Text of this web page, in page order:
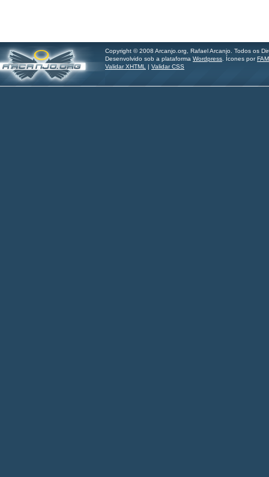
Hilder Santos - imagine.
Copyright © 2008 Arcanjo.org, Rafael Arcanjo. Todos os
Desenvolvido sob a plataforma Wordpress . Ícones por
Validar XHTML
| Validar CSS